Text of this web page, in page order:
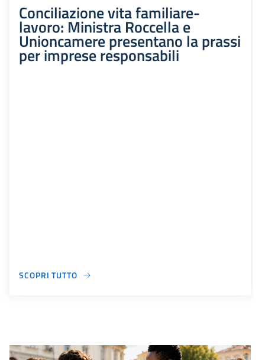
Conciliazione vita familiare-
lavoro: Ministra Roccella e
Unioncamere presentano la prassi
per imprese responsabili
SCOPRI TUTTO